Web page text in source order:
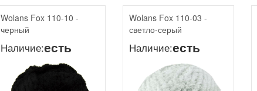
Wolans Fox 110-10 -
черный
Наличие:есть
Wolans Fox 110-03 -
светло-серый
Наличие:есть